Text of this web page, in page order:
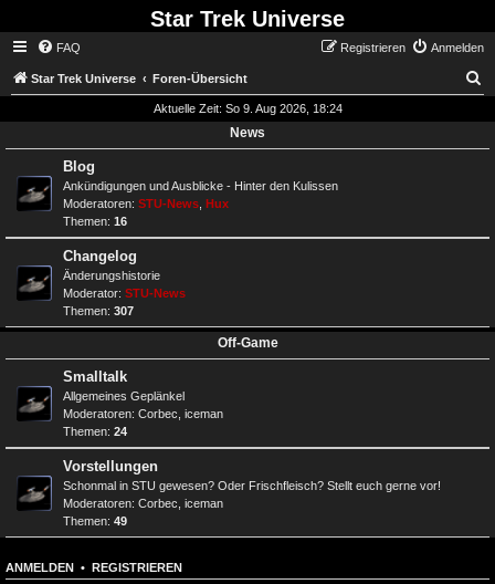
Star Trek Universe
FAQ Anmelden
Registrieren
Star Trek Universe Foren-Übersicht
Aktuelle Zeit: So 9. Aug 2026, 18:24
News
Blog
Ankündigungen und Ausblicke - Hinter den Kulissen
Moderatoren: STU-News Hux
Themen: 16
Changelog
Änderungshistorie
Moderator: STU-News
Themen: 307
Off-Game
Smalltalk
Allgemeines Geplänkel
Moderatoren: Corbec iceman
Themen: 24
Vorstellungen
Schonmal in STU gewesen? Oder Frischfleisch? Stellt euch gerne vor!
Moderatoren: Corbec iceman
Themen: 49
ANMELDEN • REGISTRIEREN